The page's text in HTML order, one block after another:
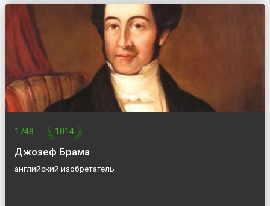
1748 — 1814
Джозеф Брама
английский изобретатель